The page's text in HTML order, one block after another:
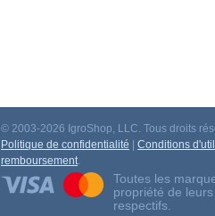
© 2003-2026 IgroShop, LLC. Tous droits
Politique de confidentialité
Conditions
remboursement.
Toutes les
propriété de
respectifs.